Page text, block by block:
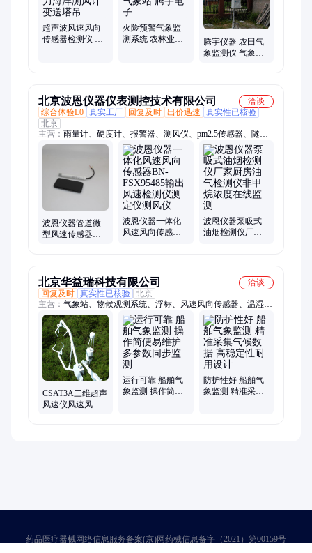
超声波风速风向
传感器检测仪 测
火险预警气象监
测系统 农林业室
腾宇仪器 农田气
象监测仪 气象检
北京波恩仪器仪表测控技术有限公司
洽谈
综合体验L0 真实工厂 回复及时 出价迅速
真实性已核验
北京
主营： 雨量计、硬度计、报警器、测风仪、pm2.5传感器、隧道
一氧化碳检测仪、气体检测仪厂家、气体检测器、光透过率检测
器、COVI检测器、椭偏仪、测厚仪、墒情监测、扬尘监测、红
外测温、能见度仪、voc探测器、热成像仪、风速风向仪、隧道
能见度仪、超声波风速风向仪、探伤仪、水肥机
波恩仪器管道微
型风速传感器风
波恩仪器一体化
风速风向传感器
波恩仪器泵吸式
油烟检测仪厂家
北京华益瑞科技有限公司
洽谈
回复及时 真实性已核验 北京
主营： 气象站、物候观测系统、浮标、风速风向传感器、温湿度
传感器、能见度传感器、船载气象站
CSAT3A三维超声
风速仪风速风向
运行可靠 船舶气
象监测 操作简便
防护性好 船舶气
象监测 精准采集
药品医疗器械网络信息服务备案(京)网药械信息备字（2021）第00159号